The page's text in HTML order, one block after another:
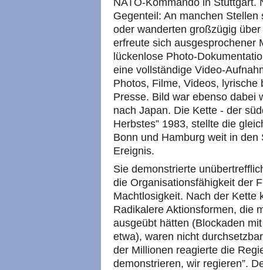
NATO-Kommando in Stuttgart.
Gegenteil: An manchen
oder wanderten großzügig
erfreute sich ausgesprochener
lückenlose Photo-
eine vollständige Video-
Photos, Filme, Videos,
Presse. Bild war ebenso dabei
nach Japan. Die Kette - der
Herbstes” 1983, stellte die
Bonn und Hamburg weit in
Ereignis.
Sie demonstrierte
die Organisationsfähigkeit der
Machtlosigkeit. Nach der Kette
Radikalere Aktionsformen, die
ausgeübt hätten (Blockaden
etwa), waren nicht
der Millionen reagierte die
demonstrieren, wir regieren”.